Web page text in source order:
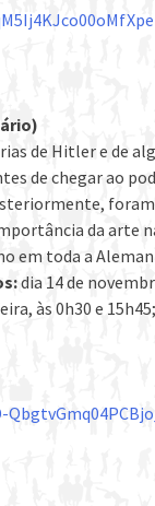
de Hitler e de
de chegar ao
da arte
em toda a
dia 14 de
às 0h30 e